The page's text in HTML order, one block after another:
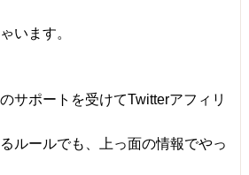
います。
サポートを受けてTwitterアフィリ
ルールでも、上っ面の情報でやっ